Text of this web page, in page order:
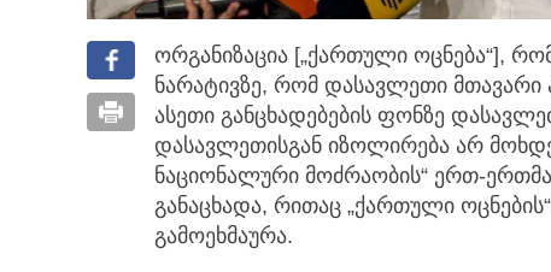
ორგანიზაცია [„ქართული ოცნება“],
ნარატივზე, რომ დასავლეთი მთავარი
ასეთი განცხადებების ფონზე
დასავლეთისგან იზოლირება არ
ნაციონალური მოძრაობის“ ერთ-
განაცხადა, რითაც „ქართული
გამოეხმაურა.